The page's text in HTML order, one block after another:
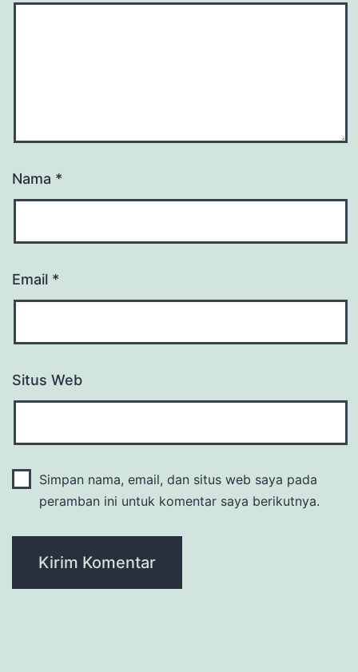
Nama *
Email *
Situs Web
Simpan nama, email, dan situs web saya pada
peramban ini untuk komentar saya berikutnya.